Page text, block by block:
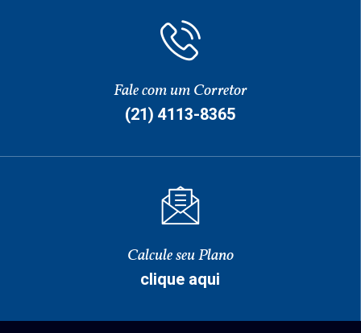
Fale com um Corretor
(21) 4113-8365
Calcule seu Plano
clique aqui